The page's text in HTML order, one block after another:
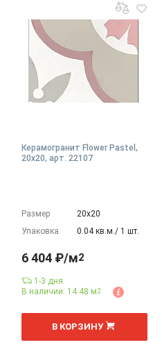
Керамогранит Flower Pastel,
20x20, арт. 22107
Размер
20х20
Упаковка
0.04 кв.м./ 1 шт.
6 404 ₽/м2
1-3 дня
В наличии: 14.48 м2
м
В КОРЗИНУ